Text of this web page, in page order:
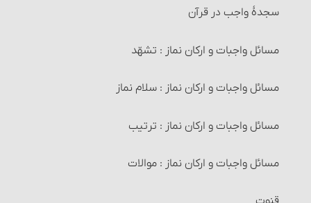
معاملات حرام‏ : خرید و فروش چیزهایی که آمیخته به
وضو
واجبات وضو
آداب پیش از وضو
کیفیت وضو و ترتیب آن
وضوی ارتماسی
سجدۀ واجب در قرآن
مسائل واجبات و ارکان نماز : تشهّد
مسائل واجبات و ارکان نماز : سلام نماز
مسائل واجبات و ارکان نماز : ترتیب
مسائل واجبات و ارکان نماز : موالات